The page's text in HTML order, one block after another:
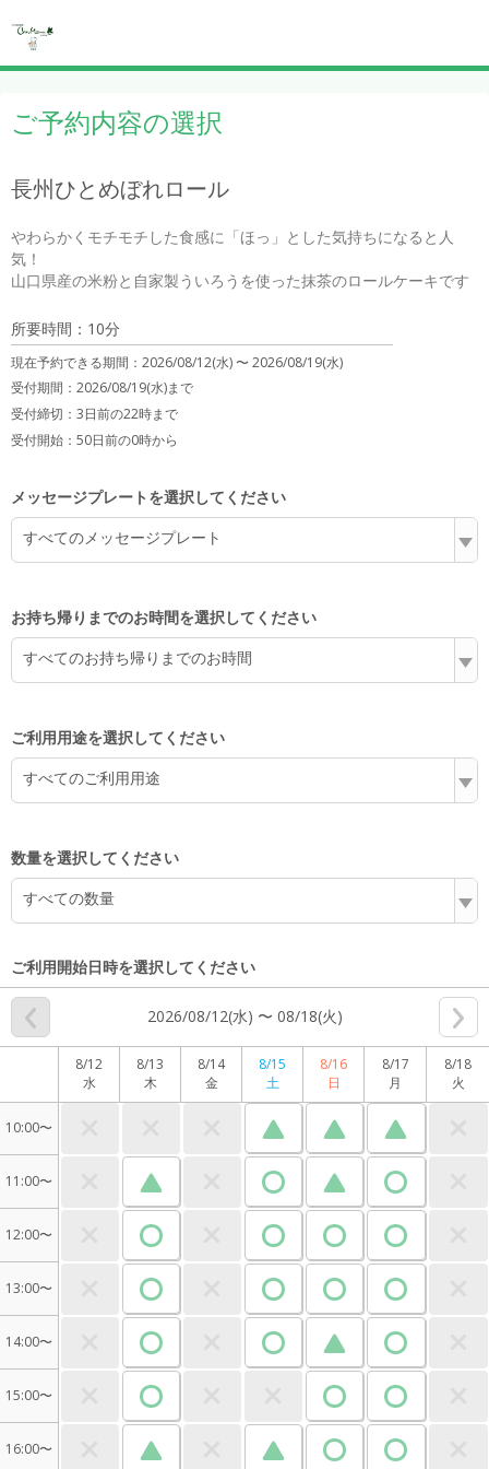
ご予約内容の選択
長州ひとめぼれロール
やわらかくモチモチした食感に「ほっ」とした気持ちになると人
気！
山口県産の米粉と自家製ういろうを使った抹茶のロールケーキです
所要時間：10分
現在予約できる期間： 2026/08/12(水) 〜2026/08/19(水)
受付期間：2026/08/19(水)まで
受付締切： 3日前の22時まで
受付開始： 50日前の0時から
メッセージプレートを選択してください
すべてのメッセージプレート
お持ち帰りまでのお時間を選択してください
すべてのお持ち帰りまでのお時間
ご利用用途を選択してください
すべてのご利用用途
数量を選択してください
すべての数量
ご利用開始日時を選択してください
2026/08/12(水) 〜 08/18(火)
8/12
水
8/13
木
8/14
金
8/15
土
8/16
日
8/17
月
8/18
火
10:00〜
11:00〜
12:00〜
13:00〜
14:00〜
15:00〜
16:00〜